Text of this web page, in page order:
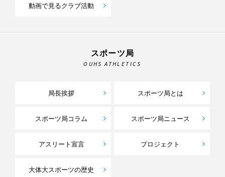
動画で見るクラブ活動
スポーツ局
OUHS ATHLETICS
局長挨拶 スポーツ局とは
スポーツ局コラム スポーツ局ニュース
アスリート宣言 プロジェクト
大体大スポーツの歴史